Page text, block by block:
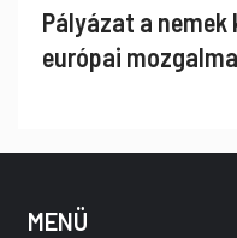
Pályázat a
európai
MENÜ